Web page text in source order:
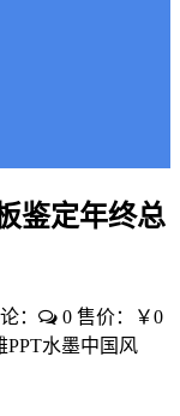
鉴定年终总
： 0 售价：￥0
PPT水墨中国风